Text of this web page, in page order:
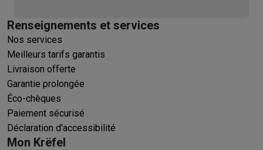
Renseignements et services
Nos services
Meilleurs tarifs garantis
Livraison offerte
Garantie prolongée
Éco-chèques
Paiement sécurisé
Déclaration d'accessibilité
Mon Krëfel